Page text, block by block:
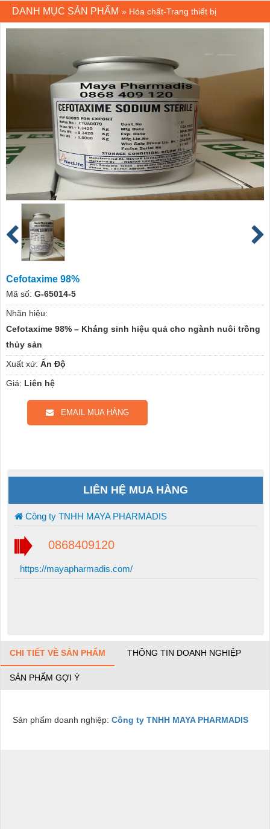
DANH MỤC SẢN PHẨM » Hóa chất-Trang thiết bị
Cefotaxime 98%
Mã số: G-65014-5
Nhãn hiệu:
Cefotaxime 98% – Kháng sinh hiệu quả cho ngành nuôi trồng
thủy sản
Xuất xứ: Ấn Độ
Giá: Liên hệ
EMAIL MUA HÀNG
LIÊN HỆ MUA HÀNG
Công ty TNHH MAYA PHARMADIS
0868409120
https://mayapharmadis.com/
CHI TIẾT VỀ SẢN PHẨM THÔNG TIN DOANH NGHIỆP
SẢN PHẨM GỢI Ý
Sản phẩm doanh nghiệp: Công ty TNHH MAYA PHARMADIS